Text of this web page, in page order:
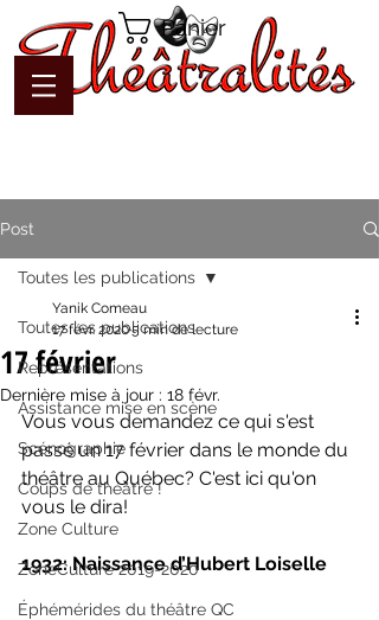
Panier
Post
Toutes les publications
Représentations
Assistance mise en scène
Scénographie
Coups de théâtre !
Zone Culture
ZoneCulture 2019-2020
Éphémérides du théâtre QC
Toutes les publications
17 février
Yanik Comeau
17 févr. 20205 min de lecture
Dernière mise à jour : 18 févr.
Vous vous demandez ce qui s'est
passé un 17 février dans le monde du
théâtre au Québec? C'est ici qu'on
vous le dira!
1932: Naissance d’Hubert Loiselle